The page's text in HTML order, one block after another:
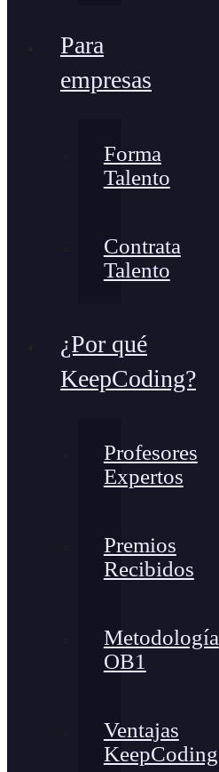
Para
empresas
Forma
Talento
Contrata
Talento
¿Por qué
KeepCoding?
Profesores
Expertos
Premios
Recibidos
Metodología
OB1
Ventajas
KeepCoding